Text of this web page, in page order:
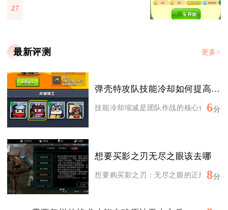
27
最新评测 更多>
弹壳特攻队技能冷却如何提高团队作战效率
技能冷却缩减是团队作战的核心命脉，
6分
想要买影之刃无尽之眼该去哪
想要购买影之刃：无尽之眼的正版游戏
8分